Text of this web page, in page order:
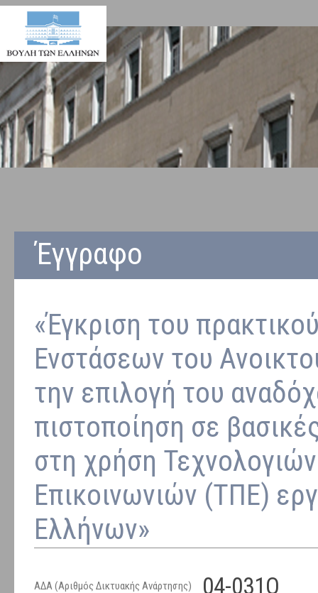
Έγγραφο
«Έγκριση του
Ενστάσεων του
την επιλογή του
πιστοποίηση σε
στη χρήση
Επικοινωνιών (ΤΠΕ)
Ελλήνων»
ΑΔΑ (Αριθμός Δικτυακής Ανάρτησης) 04-031Ο